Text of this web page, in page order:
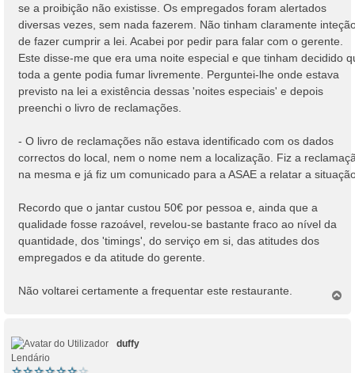
se a proibição não existisse. Os empregados foram alertados
diversas vezes, sem nada fazerem. Não tinham claramente
de fazer cumprir a lei. Acabei por pedir para falar com o gerente.
Este disse-me que era uma noite especial e que tinham decidido
toda a gente podia fumar livremente. Perguntei-lhe onde estava
previsto na lei a existência dessas 'noites especiais' e depois
preenchi o livro de reclamações.
- O livro de reclamações não estava identificado com os dados
correctos do local, nem o nome nem a localização. Fiz a
na mesma e já fiz um comunicado para a ASAE a relatar a
Recordo que o jantar custou 50€ por pessoa e, ainda que a
qualidade fosse razoável, revelou-se bastante fraco ao nível da
quantidade, dos 'timings', do serviço em si, das atitudes dos
empregados e da atitude do gerente.
Não voltarei certamente a frequentar este restaurante.
duffy
Lendário